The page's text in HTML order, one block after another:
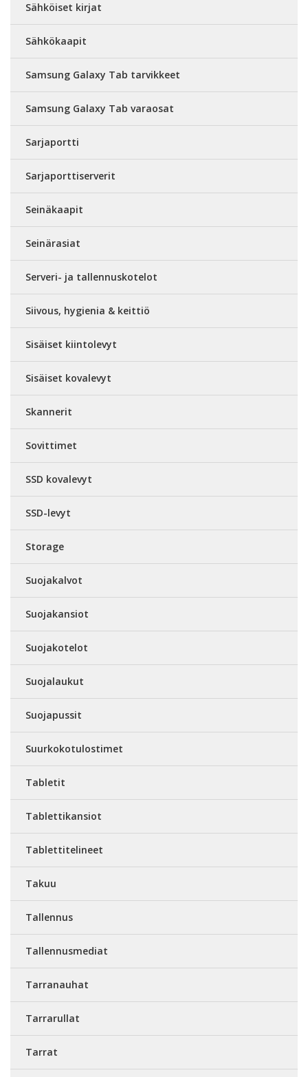
Sähköiset kirjat
Sähkökaapit
Samsung Galaxy Tab tarvikkeet
Samsung Galaxy Tab varaosat
Sarjaportti
Sarjaporttiserverit
Seinäkaapit
Seinärasiat
Serveri- ja tallennuskotelot
Siivous, hygienia & keittiö
Sisäiset kiintolevyt
Sisäiset kovalevyt
Skannerit
Sovittimet
SSD kovalevyt
SSD-levyt
Storage
Suojakalvot
Suojakansiot
Suojakotelot
Suojalaukut
Suojapussit
Suurkokotulostimet
Tabletit
Tablettikansiot
Tablettitelineet
Takuu
Tallennus
Tallennusmediat
Tarranauhat
Tarrarullat
Tarrat